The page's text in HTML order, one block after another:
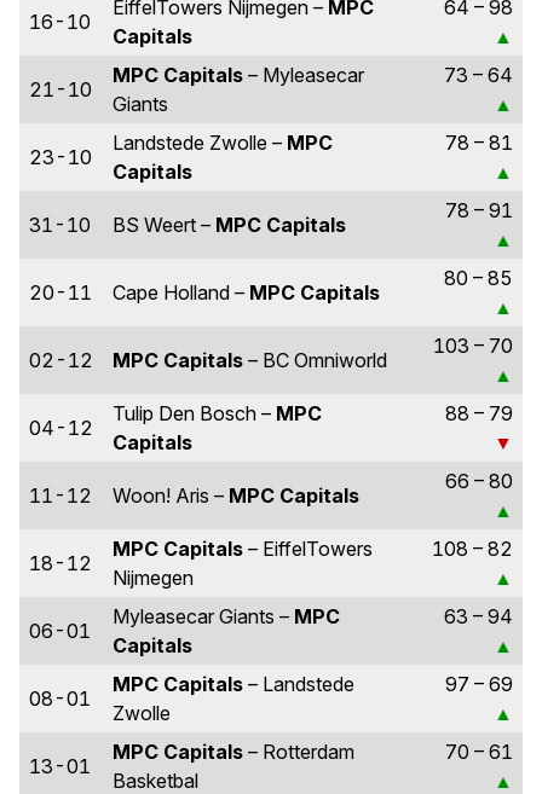
16-10
EiffelTowers Nijmegen – MPC
Capitals
64 – 98
21-10
MPC Capitals – Myleasecar
Giants
73 – 64
23-10
Landstede Zwolle – MPC
Capitals
78 – 81
31-10 BS Weert – MPC Capitals
78 – 91
20-11 Cape Holland – MPC Capitals
80 – 85
02-12 MPC Capitals – BC Omniworld
103 – 70
04-12
Tulip Den Bosch – MPC
Capitals
88 – 79
11-12 Woon! Aris – MPC Capitals
66 – 80
18-12
MPC Capitals – EiffelTowers
Nijmegen
108 – 82
06-01
Myleasecar Giants – MPC
Capitals
63 – 94
08-01
MPC Capitals – Landstede
Zwolle
97 – 69
13-01
MPC Capitals – Rotterdam
Basketbal
70 – 61